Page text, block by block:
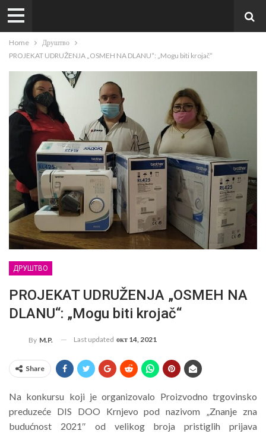
Home
Друштво
PROJEKAT UDRUŽENJA „OSMEH NA DLANU“: „Mogu biti krojač“
ДРУШТВО
PROJEKAT UDRUŽENJA „OSMEH NA
DLANU“: „Mogu biti krojač“
By M.P. Last updated окт 14, 2021
Share
Na konkursu koji je organizovalo Proizvodno trgovinsko
preduzeće DIS DOO Krnjevo pod nazivom „Znanje zna
budućnost 2021″ od velikog broja pristiglih prijava